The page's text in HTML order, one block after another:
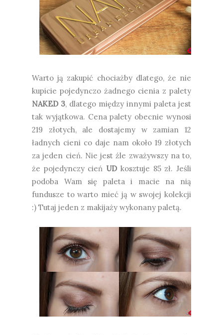
Warto ją zakupić chociażby dlatego, że nie
kupicie pojedynczo żadnego cienia z palety
NAKED 3, dlatego między innymi paleta jest
tak wyjątkowa. Cena palety obecnie wynosi
219 złotych, ale dostajemy w zamian 12
ładnych cieni co daje nam około 19 złotych
za jeden cień. Nie jest źle zważywszy na to,
że pojedynczy cień UD kosztuje 85 zł. Jeśli
podoba Wam się paleta i macie na nią
fundusze to warto mieć ją w swojej kolekcji
:) Tutaj jeden z makijaży wykonany paletą.